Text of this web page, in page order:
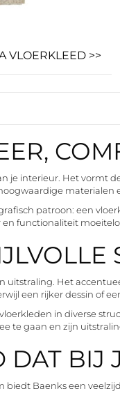
VLOERKLEED >>
je interieur. Het vormt
patroon: een
functionaliteit
Het
een rijker dessin of
in diverse
te gaan en zijn
DAT BIJ
Baenks een